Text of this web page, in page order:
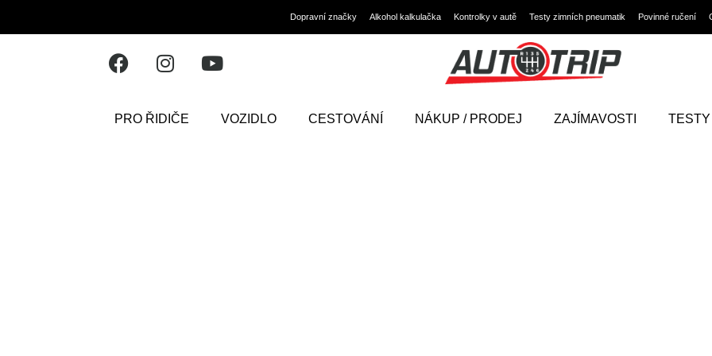
Dopravní značky Alkohol kalkulačka Kontrolky v autě Testy zimních pneumatik Povinné ručení
PRO ŘIDIČE VOZIDLO CESTOVÁNÍ NÁKUP / PRODEJ ZAJÍMAVOSTI TESTY